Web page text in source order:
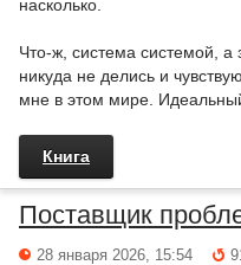
насколько.
Что-ж, система системой, а
никуда не делись и
мне в этом мире.
Книга
Поставщик
28 января 2026, 15:54